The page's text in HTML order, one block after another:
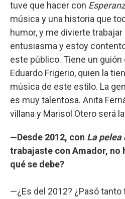
tuve que hacer con
música y una historia que
humor, y me divierte
entusiasma y estoy
este público. Tiene un
Eduardo Frigerio, quien la
música de este estilo. La
es muy talentosa. Anita
villana y Marisol Otero será
—Desde 2012, con La pelea
trabajaste con Amador, no
qué se debe?
—¿Es del 2012? ¿Pasó tanto